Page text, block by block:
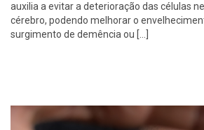
auxilia a evitar a deterioração das células
cérebro, podendo melhorar o
surgimento de demência ou […]